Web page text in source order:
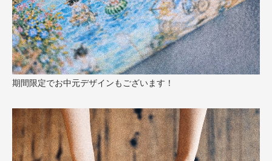
期間限定でお中元デザインもございます！